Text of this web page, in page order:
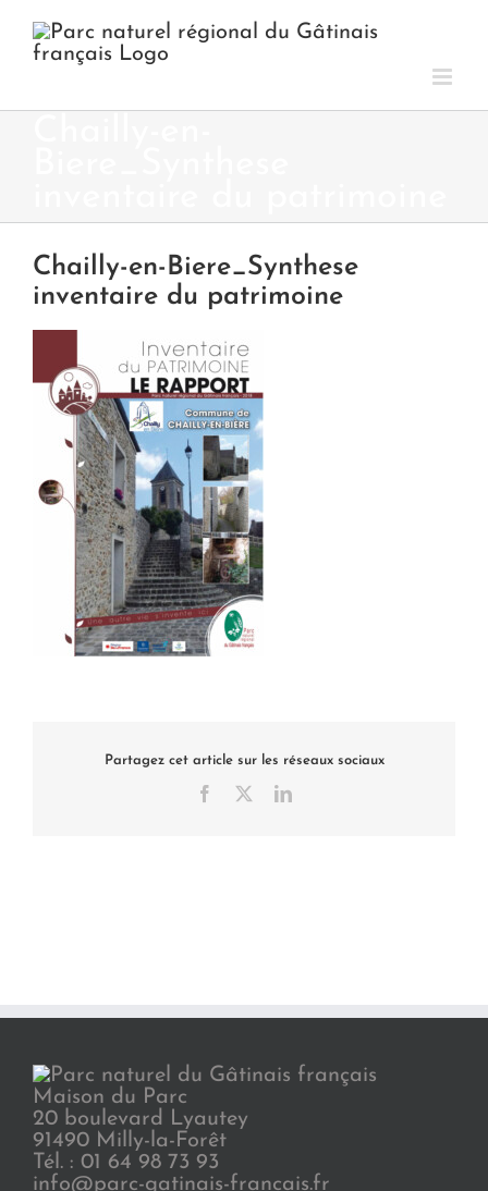
contenu
Chailly-en-Biere_Synthese
inventaire du patrimoine
Partagez cet article sur les réseaux sociaux
Facebook LinkedIn
Maison du Parc
20 boulevard Lyautey
91490 Milly-la-Forêt
Tél. : 01 64 98 73 93
info@parc-gatinais-francais.fr